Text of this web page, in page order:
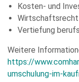
Kosten- und
Wirtschaftsrecht
Vertiefung
Weitere
https://
umschulung-im-